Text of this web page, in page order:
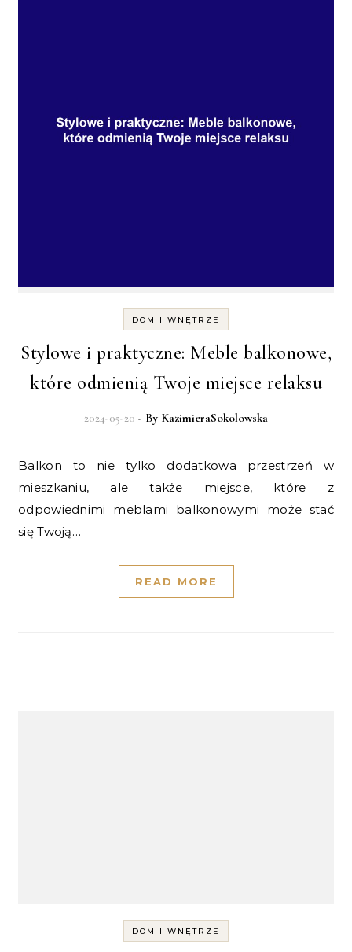
DOM I WNĘTRZE
Stylowe i praktyczne: Meble balkonowe,
które odmienią Twoje miejsce relaksu
2024-05-20 - By KazimieraSokolowska
Balkon to nie tylko dodatkowa przestrzeń w
mieszkaniu, ale także miejsce, które z
odpowiednimi meblami balkonowymi może stać
się Twoją…
READ MORE
DOM I WNĘTRZE